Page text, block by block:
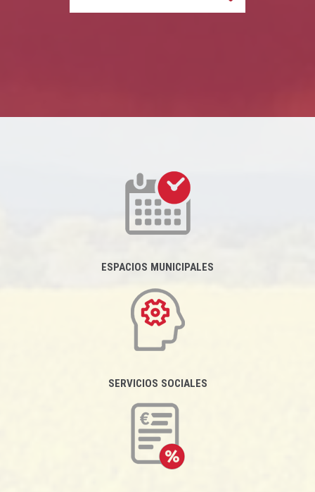
ESPACIOS MUNICIPALES
SERVICIOS SOCIALES